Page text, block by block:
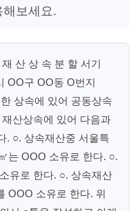
보세요.
산 상 속 분 할 서기
OO구 OO동 O번지
상속에 있어 공동상속
산상속에 있어 다음과
. ○. 상속재산중 서울특
는 OOO 소유로 한다. ○.
유로 한다. ○. 상속재산
OOO 소유로 한다. 위